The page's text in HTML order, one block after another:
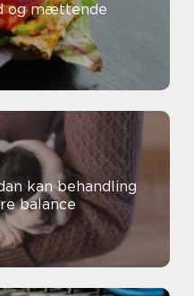
og mættende
kan behandling
balance